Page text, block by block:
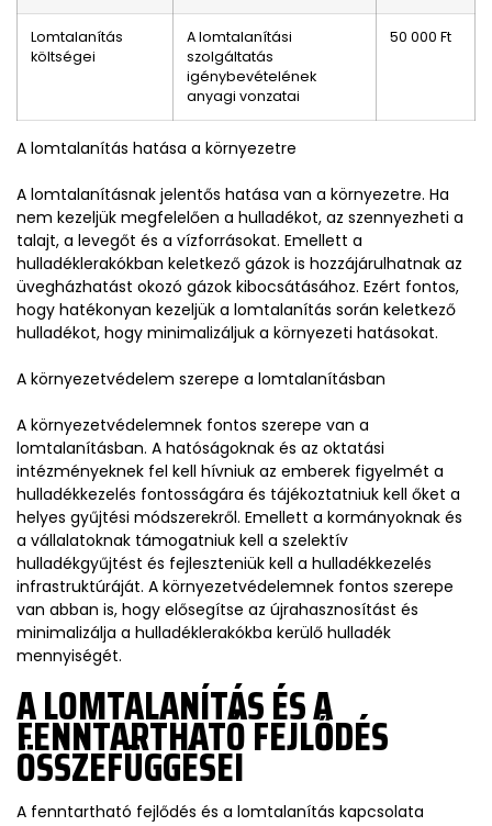
Lomtalanítás
költségei
A lomtalanítási
szolgáltatás
igénybevételének
anyagi vonzatai
50 000 Ft
A lomtalanítás hatása a környezetre
A lomtalanításnak jelentős hatása van a környezetre. Ha
nem kezeljük megfelelően a hulladékot, az szennyezheti a
talajt, a levegőt és a vízforrásokat. Emellett a
hulladéklerakókban keletkező gázok is hozzájárulhatnak az
üvegházhatást okozó gázok kibocsátásához. Ezért fontos,
hogy hatékonyan kezeljük a lomtalanítás során keletkező
hulladékot, hogy minimalizáljuk a környezeti hatásokat.
A környezetvédelem szerepe a lomtalanításban
A környezetvédelemnek fontos szerepe van a
lomtalanításban. A hatóságoknak és az oktatási
intézményeknek fel kell hívniuk az emberek figyelmét a
hulladékkezelés fontosságára és tájékoztatniuk kell őket a
helyes gyűjtési módszerekről. Emellett a kormányoknak és
a vállalatoknak támogatniuk kell a szelektív
hulladékgyűjtést és fejleszteniük kell a hulladékkezelés
infrastruktúráját. A környezetvédelemnek fontos szerepe
van abban is, hogy elősegítse az újrahasznosítást és
minimalizálja a hulladéklerakókba kerülő hulladék
mennyiségét.
A LOMTALANÍTÁS ÉS A
FENNTARTHATÓ FEJLŐDÉS
ÖSSZEFÜGGÉSEI
A fenntartható fejlődés és a lomtalanítás kapcsolata